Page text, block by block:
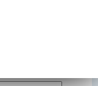
aus der